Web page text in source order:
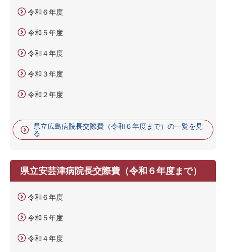
令和６年度
令和５年度
令和４年度
令和３年度
令和２年度
県立広島病院長交際費（令和６年度まで）の一覧を見
る
県立安芸津病院長交際費（令和６年度まで）
令和６年度
令和５年度
令和４年度